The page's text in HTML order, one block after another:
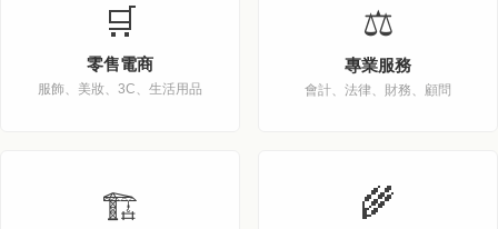
🛒
零售電商
服飾、美妝、3C、生活用品
⚖️
專業服務
會計、法律、財務、顧問
🏗️ 🌾